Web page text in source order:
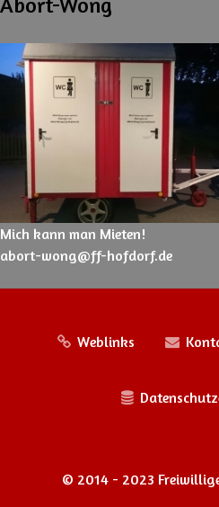
Mich kann man Mieten!
abort-wong@ff-hofdorf.de
Weblinks
© 2014 - 2023